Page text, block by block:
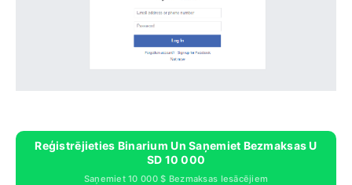
Reģistrējieties Binarium Un Saņemiet Bezmaksas U
SD 10 000
Saņemiet 10 000 $ Bezmaksas Iesācējiem